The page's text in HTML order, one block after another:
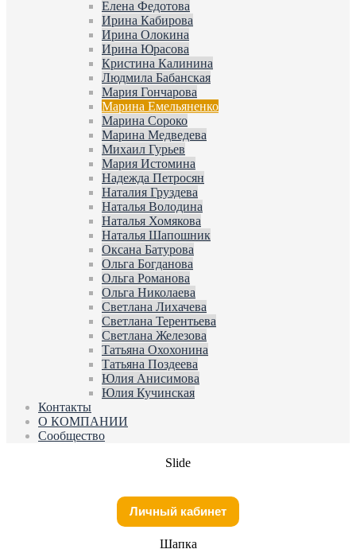
Елена Федотова
Ирина Кабирова
Ирина Олокина
Ирина Юрасова
Кристина Калинина
Людмила Бабанская
Мария Гончарова
Марина Емельяненко
Марина Сороко
Марина Медведева
Михаил Гурьев
Мария Истомина
Надежда Петросян
Наталия Груздева
Наталья Володина
Наталья Хомякова
Наталья Шапошник
Оксана Батурова
Ольга Богданова
Ольга Романова
Ольга Николаева
Светлана Лихачева
Светлана Терентьева
Светлана Железова
Татьяна Охохонина
Татьяна Поздеева
Юлия Анисимова
Юлия Кучинская
Контакты
О КОМПАНИИ
Сообщество
Slide
Личный кабинет
Шапка